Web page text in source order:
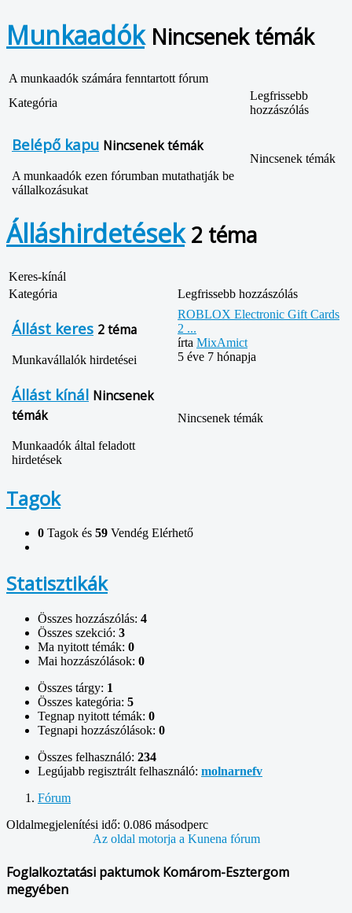
Munkaadók Nincsenek témák
A munkaadók számára fenntartott fórum
Kategória
Legfrissebb
hozzászólás
Belépő kapu Nincsenek témák
A munkaadók ezen fórumban mutathatják be
vállalkozásukat
Nincsenek témák
Álláshirdetések 2 téma
Keres-kínál
Kategória
Legfrissebb hozzászólás
Állást keres 2 téma
Munkavállalók hirdetései
ROBLOX Electronic Gift Cards
2 ...
írta MixAmict
5 éve 7 hónapja
Állást kínál Nincsenek
témák
Munkaadók által feladott
hirdetések
Nincsenek témák
Tagok
0 Tagok és 59 Vendég Elérhető
Statisztikák
Összes hozzászólás: 4
Összes szekció: 3
Ma nyitott témák: 0
Mai hozzászólások: 0
Összes tárgy: 1
Összes kategória: 5
Tegnap nyitott témák: 0
Tegnapi hozzászólások: 0
Összes felhasználó: 234
Legújabb regisztrált felhasználó: molnarnefv
Fórum
Oldalmegjelenítési idő: 0.086 másodperc
Az oldal motorja a Kunena fórum
Foglalkoztatási paktumok Komárom-Esztergom
megyében